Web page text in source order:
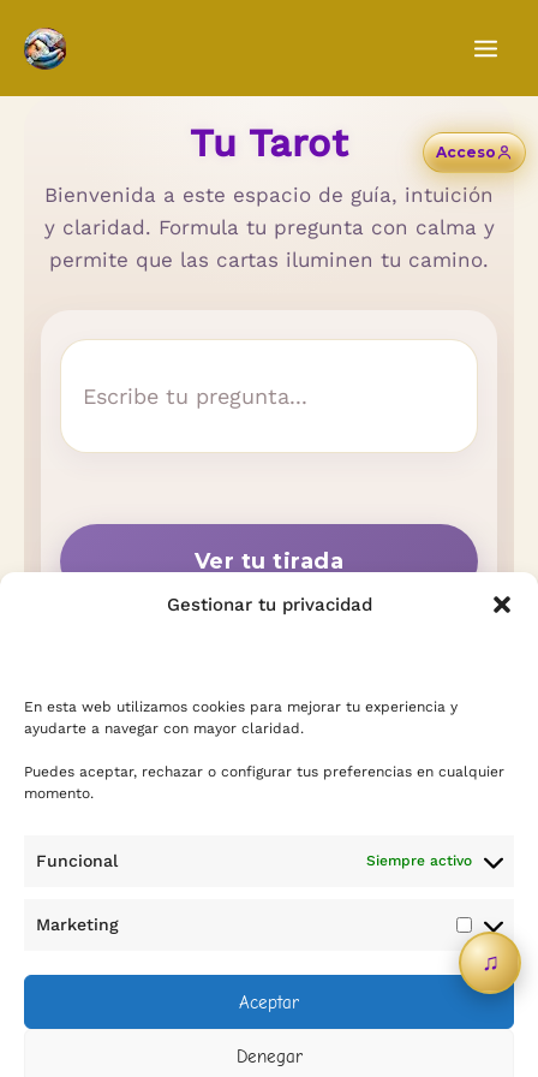
Gestionar tu privacidad
En esta web utilizamos cookies para mejorar tu experiencia y
ayudarte a navegar con mayor claridad.
Puedes aceptar, rechazar o configurar tus preferencias en cualquier
momento.
Funcional Siempre activo
Marketing
Aceptar
Denegar
contenido
Tu Tarot
Bienvenida a este espacio de guía, intuición
y claridad. Formula tu pregunta con calma y
permite que las cartas iluminen tu camino.
Ver tu tirada
info@sicreescreas.com
Acceso
♫